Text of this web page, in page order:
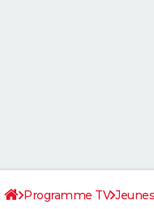
Programme TV